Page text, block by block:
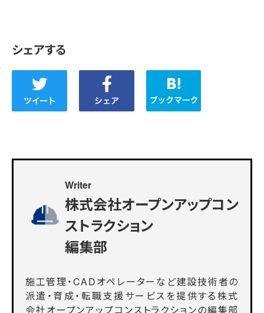
シェアする
Writer
株式会社オープンアップコン
ストラクション
編集部
施工管理・CADオペレーターなど建設技術者の
派遣・育成・転職支援サービスを提供する株式
会社オープンアップコンストラクションの編集部